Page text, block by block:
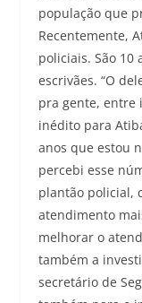
população que
Recentemente,
policiais. São 10
escrivães. “O
pra gente, entre
inédito para
anos que estou
percebi esse
plantão policial,
atendimento
melhorar o
também a
secretário de